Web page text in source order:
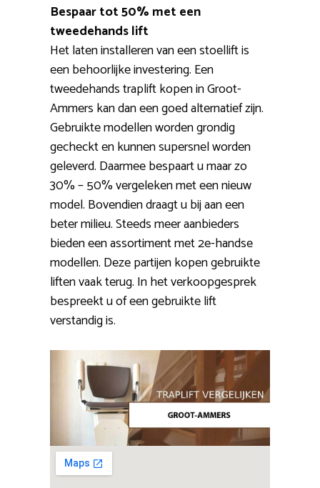
Bespaar tot 50% met een
tweedehands lift
Het laten installeren van een stoellift is
een behoorlijke investering. Een
tweedehands traplift kopen in Groot-
Ammers kan dan een goed alternatief zijn.
Gebruikte modellen worden grondig
gecheckt en kunnen supersnel worden
geleverd. Daarmee bespaart u maar zo
30% – 50% vergeleken met een nieuw
model. Bovendien draagt u bij aan een
beter milieu. Steeds meer aanbieders
bieden een assortiment met 2e-handse
modellen. Deze partijen kopen gebruikte
liften vaak terug. In het verkoopgesprek
bespreekt u of een gebruikte lift
verstandig is.